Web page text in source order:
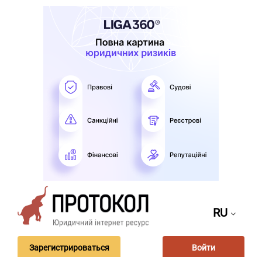
RU
Зарегистрироваться Войти